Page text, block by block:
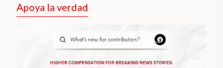
Apoya la verdad